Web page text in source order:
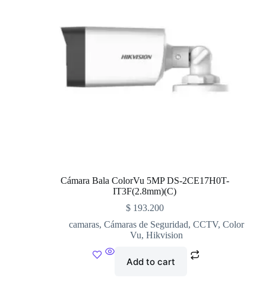
Cámara Bala ColorVu 5MP DS-2CE17H0T-
IT3F(2.8mm)(C)
$193.200
camaras,Cámaras de Seguridad,CCTV,Color
Vu,Hikvision
Add to cart